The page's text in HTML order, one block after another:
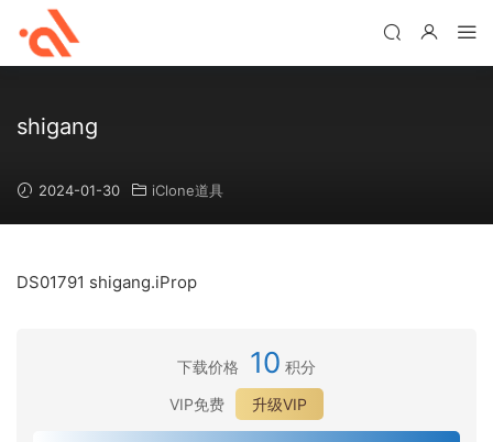
shigang
2024-01-30 iClone道具
DS01791 shigang.iProp
下载价格 10 积分
VIP免费
升级VIP